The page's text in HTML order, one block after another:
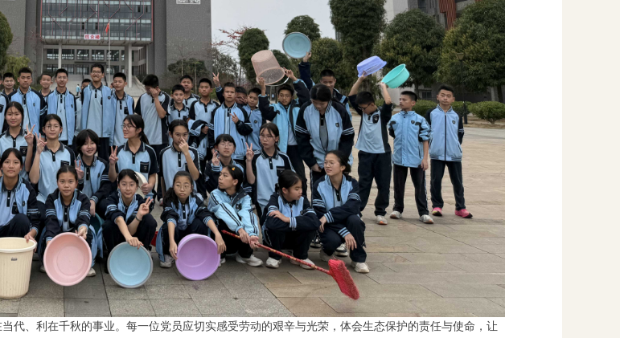
代、利在千秋的事业。每一位党员应切实感受劳动的艰辛与光荣，体会生态保护的责任与使命，让